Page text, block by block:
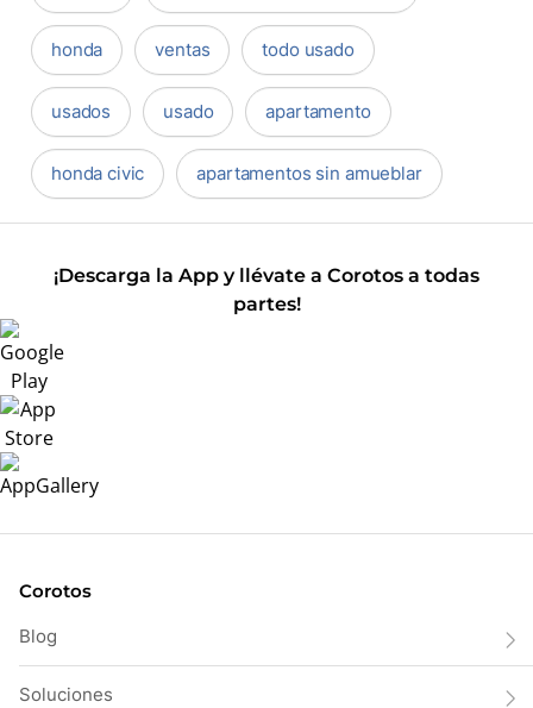
honda ventas todo usado
usados usado apartamento
honda civic apartamentos sin amueblar
¡Descarga la App y llévate a Corotos a todas
partes!
Corotos
Blog
Soluciones